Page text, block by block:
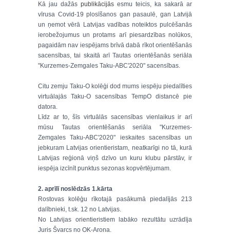
Kā jau dažās publikācijās esmu teicis, ka sakarā ar
vīrusa Covid-19 plosīšanos gan pasaulē, gan Latvijā
un ņemot vērā Latvijas vadības noteiktos pulcēšanās
ierobežojumus un protams arī piesardzības nolūkos,
pagaidām nav iespējams brīvā dabā rīkot orientēšanās
sacensības, tai skaitā arī Tautas orientēšanās seriāla
"Kurzemes-Zemgales Taku-ABC'2020" sacensības.
Citu zemju Taku-O kolēģi dod mums iespēju piedalīties
virtuālajās Taku-O sacensības TempO distancē pie
datora.
Līdz ar to, šīs virtuālās sacensības vienlaikus ir arī
mūsu Tautas orientēšanās seriāla "Kurzemes-
Zemgales Taku-ABC'2020" ieskaites sacensības un
jebkuram Latvijas orientieristam, neatkarīgi no tā, kurā
Latvijas reģionā viņš dzīvo un kuru klubu pārstāv, ir
iespēja izcīnīt punktus sezonas kopvērtējumam.
2. aprīlī noslēdzās 1.kārta
Rostovas kolēģu rīkotajā pasākumā piedalījās 213
dalībnieki, t.sk. 12 no Latvijas.
No Latvijas orientieristiem labāko rezultātu uzrādīja
Juris Švarcs no OK-Arona.